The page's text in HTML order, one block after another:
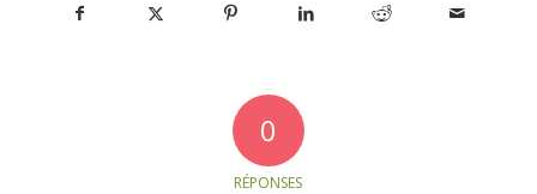
0
RÉPONSES